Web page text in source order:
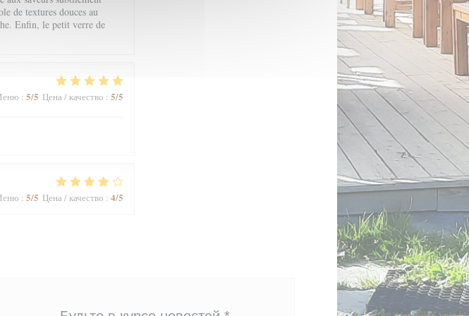
de textures douces au
Enfin, le petit verre de
: 5/5 Цена / качество : 5/5
: 5/5 Цена / качество : 4/5